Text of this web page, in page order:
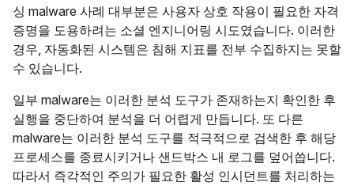
싱 malware 사례 대부분은 사용자 상호 작용이 필요한 자격
증명을 도용하려는 소셜 엔지니어링 시도였습니다. 이러한
경우, 자동화된 시스템은 침해 지표를 전부 수집하지는 못할
수 있습니다.
일부 malware는 이러한 분석 도구가 존재하는지 확인한 후
실행을 중단하여 분석을 더 어렵게 만듭니다. 또 다른
malware는 이러한 분석 도구를 적극적으로 검색한 후 해당
프로세스를 종료시키거나 샌드박스 내 로그를 덮어씁니다.
따라서 즉각적인 주의가 필요한 활성 인시던트를 처리하는